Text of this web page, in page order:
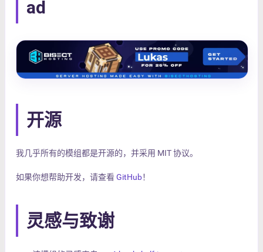
ad
开源
我几乎所有的模组都是开源的，并采用 MIT 协议。
如果你想帮助开发，请查看GitHub！
灵感与致谢